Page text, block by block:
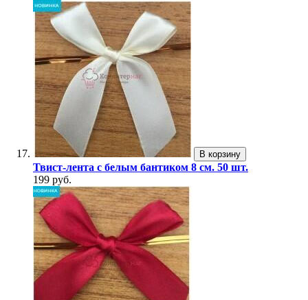
В корзину
Твист-лента с белым бантиком 8 см. 50 шт.
199 руб.